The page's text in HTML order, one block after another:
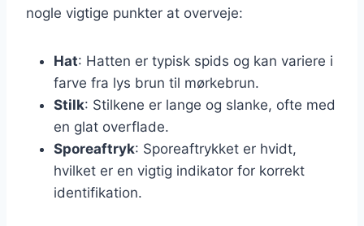
nogle vigtige punkter at overveje:
Hat: Hatten er typisk spids og kan variere i
farve fra lys brun til mørkebrun.
Stilk: Stilkene er lange og slanke, ofte med
en glat overflade.
Sporeaftryk: Sporeaftrykket er hvidt,
hvilket er en vigtig indikator for korrekt
identifikation.